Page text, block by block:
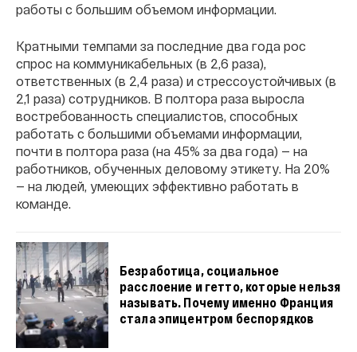
работы с большим объемом информации.
Кратными темпами за последние два года рос
спрос на коммуникабельных (в 2,6 раза),
ответственных (в 2,4 раза) и стрессоустойчивых (в
2,1 раза) сотрудников. В полтора раза выросла
востребованность специалистов, способных
работать с большими объемами информации,
почти в полтора раза (на 45% за два года) — на
работников, обученных деловому этикету. На 20%
— на людей, умеющих эффективно работать в
команде.
Безработица, социальное
расслоение и гетто, которые нельзя
называть. Почему именно Франция
стала эпицентром беспорядков